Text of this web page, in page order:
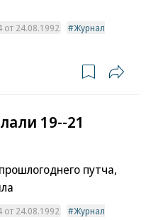
24.08.1992
Журнал
19--21
путча,
24.08.1992
Журнал